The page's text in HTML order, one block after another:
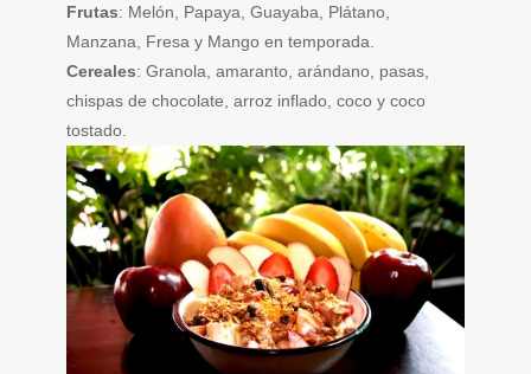
Frutas: Melón, Papaya, Guayaba, Plátano,
Manzana, Fresa y Mango en temporada.
Cereales: Granola, amaranto, arándano, pasas,
chispas de chocolate, arroz inflado, coco y coco
tostado.